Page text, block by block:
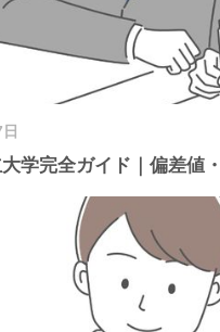
学完全ガイド｜偏差値